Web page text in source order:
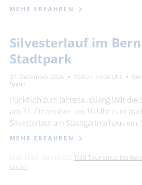
MEHR ERFAHREN
Silvesterlauf im
Stadtpark
31. Dezember 2026 10:00 – 14:00 Uhr
Sport
Pünktlich zum Jahresausklang lädt
am 31. Dezember um 10 Uhr zum
Silvesterlauf am Stadtgärtnerhaus
MEHR ERFAHREN
TMB Tourismus-
GmbH